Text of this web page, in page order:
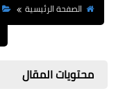
الصفحة الرئيسية
محتويات المقال